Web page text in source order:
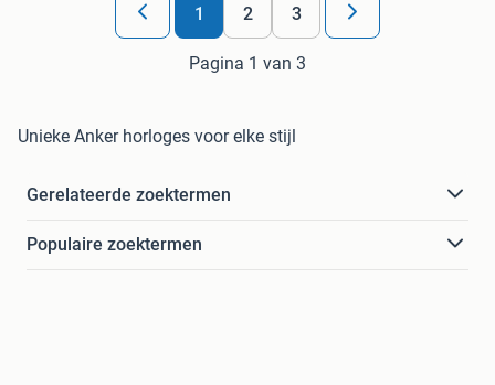
1 2 3
Pagina 1 van 3
Unieke Anker horloges voor elke stijl
Gerelateerde zoektermen
Populaire zoektermen